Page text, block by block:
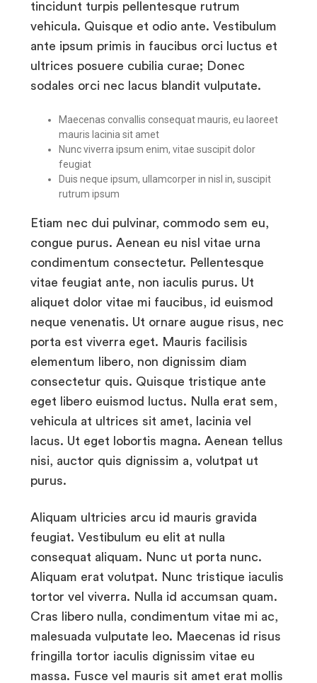
tincidunt turpis pellentesque rutrum
vehicula. Quisque et odio ante. Vestibulum
ante ipsum primis in faucibus orci luctus et
ultrices posuere cubilia curae; Donec
sodales orci nec lacus blandit vulputate.
Maecenas convallis consequat mauris, eu laoreet
mauris lacinia sit amet
Nunc viverra ipsum enim, vitae suscipit dolor
feugiat
Duis neque ipsum, ullamcorper in nisl in, suscipit
rutrum ipsum
Etiam nec dui pulvinar, commodo sem eu,
congue purus. Aenean eu nisl vitae urna
condimentum consectetur. Pellentesque
vitae feugiat ante, non iaculis purus. Ut
aliquet dolor vitae mi faucibus, id euismod
neque venenatis. Ut ornare augue risus, nec
porta est viverra eget. Mauris facilisis
elementum libero, non dignissim diam
consectetur quis. Quisque tristique ante
eget libero euismod luctus. Nulla erat sem,
vehicula at ultrices sit amet, lacinia vel
lacus. Ut eget lobortis magna. Aenean tellus
nisi, auctor quis dignissim a, volutpat ut
purus.
Aliquam ultricies arcu id mauris gravida
feugiat. Vestibulum eu elit at nulla
consequat aliquam. Nunc ut porta nunc.
Aliquam erat volutpat. Nunc tristique iaculis
tortor vel viverra. Nulla id accumsan quam.
Cras libero nulla, condimentum vitae mi ac,
malesuada vulputate leo. Maecenas id risus
fringilla tortor iaculis dignissim vitae eu
massa. Fusce vel mauris sit amet erat mollis